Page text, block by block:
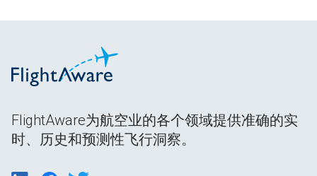
FlightAware为航空业的各个领域提供准确的实
时、历史和预测性飞行洞察。